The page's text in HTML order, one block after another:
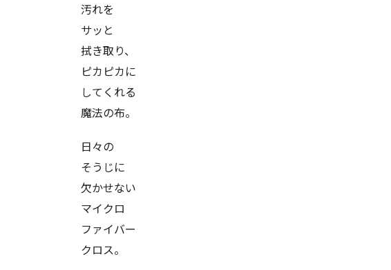
汚れを
サッと
拭き取り、
ピカピカに
してくれる
魔法の布。
日々の
そうじに
欠かせない
マイクロ
ファイバー
クロス。